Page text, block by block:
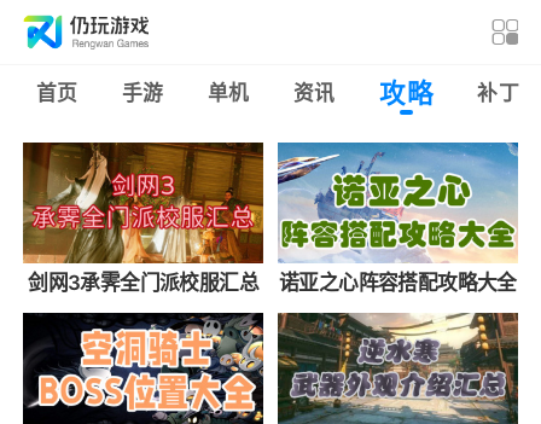
首页 手游 单机 资讯 攻略 补丁
剑网3承霁全门派校服汇总 诺亚之心阵容搭配攻略大全